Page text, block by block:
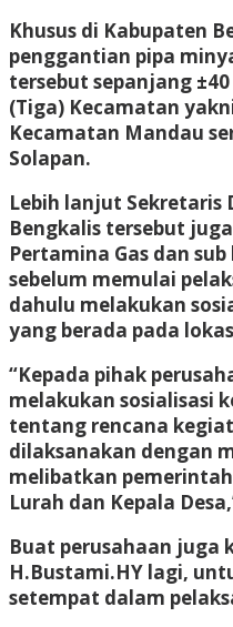
Khusus di Kabupaten
penggantian pipa
tersebut sepanjang
(Tiga) Kecamatan
Kecamatan Mandau
Solapan.
Lebih lanjut Sekretaris
Bengkalis tersebut
Pertamina Gas dan
sebelum memulai
dahulu melakukan
yang berada pada
“Kepada pihak
melakukan sosialisasi
tentang rencana
dilaksanakan dengan
melibatkan
Lurah dan Kepala
Buat perusahaan juga
H.Bustami.HY lagi,
setempat dalam